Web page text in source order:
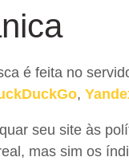
é feita no
,
seu site às
mas sim os